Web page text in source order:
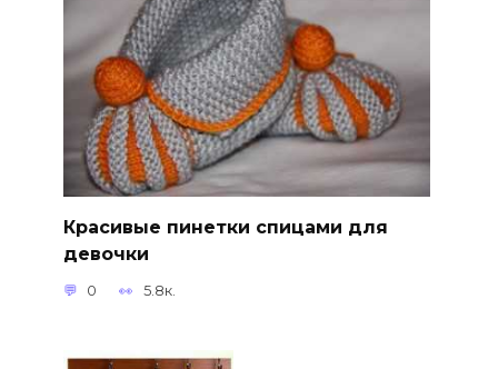
Красивые пинетки спицами для
девочки
0 5.8к.